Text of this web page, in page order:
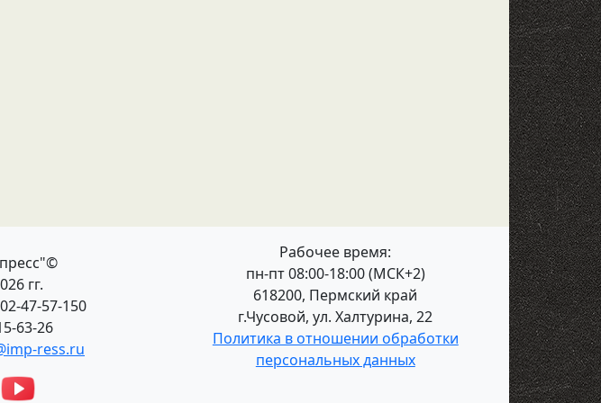
гг.
47-57-150
63-26
ress.ru
Рабочее время:
пн-пт 08:00-18:00 (МСК+2)
618200, Пермский край
г.Чусовой, ул. Халтурина, 22
Политика в отношении обработки
персональных данных